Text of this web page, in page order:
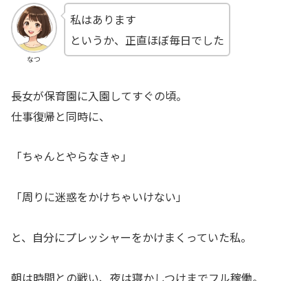
なつ
私はあります
というか、正直ほぼ毎日でした
長女が保育園に入園してすぐの頃。
仕事復帰と同時に、
「ちゃんとやらなきゃ」
「周りに迷惑をかけちゃいけない」
と、自分にプレッシャーをかけまくっていた私。
朝は時間との戦い、夜は寝かしつけまでフル稼働。